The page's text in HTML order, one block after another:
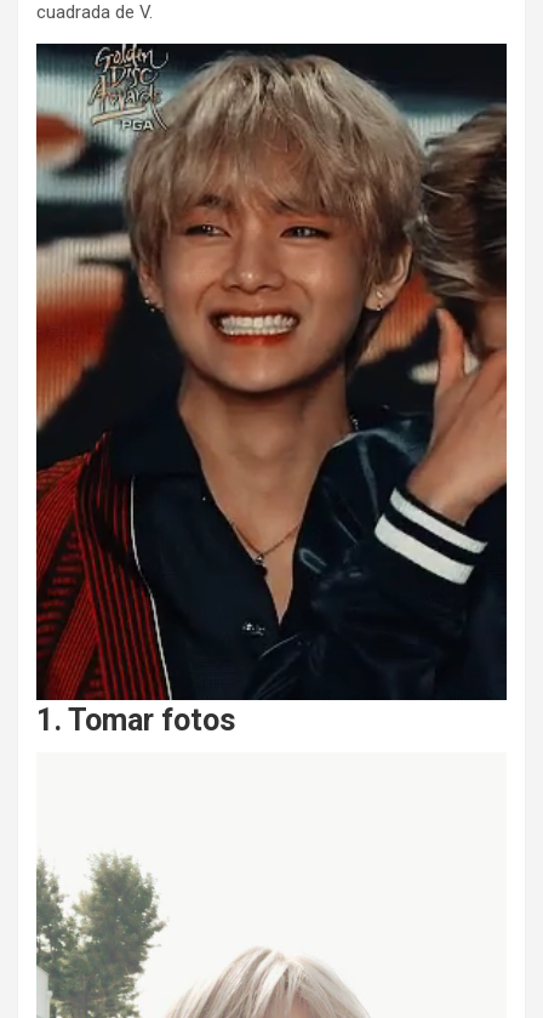
cuadrada de V.
1. Tomar fotos